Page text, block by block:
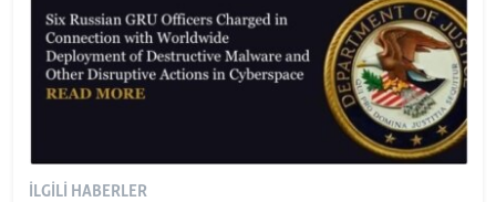
İLGILI HABERLER